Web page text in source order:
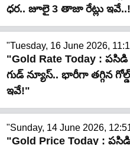
ధర.. జూలై 3 తాజా రేట్లు
"Tuesday, 16 June 2026,
"Gold Rate Today :
గుడ్ న్యూస్.. భారీగా తగ్గిన
ఇవే!"
"Sunday, 14 June 2026,
"Gold Price Today :